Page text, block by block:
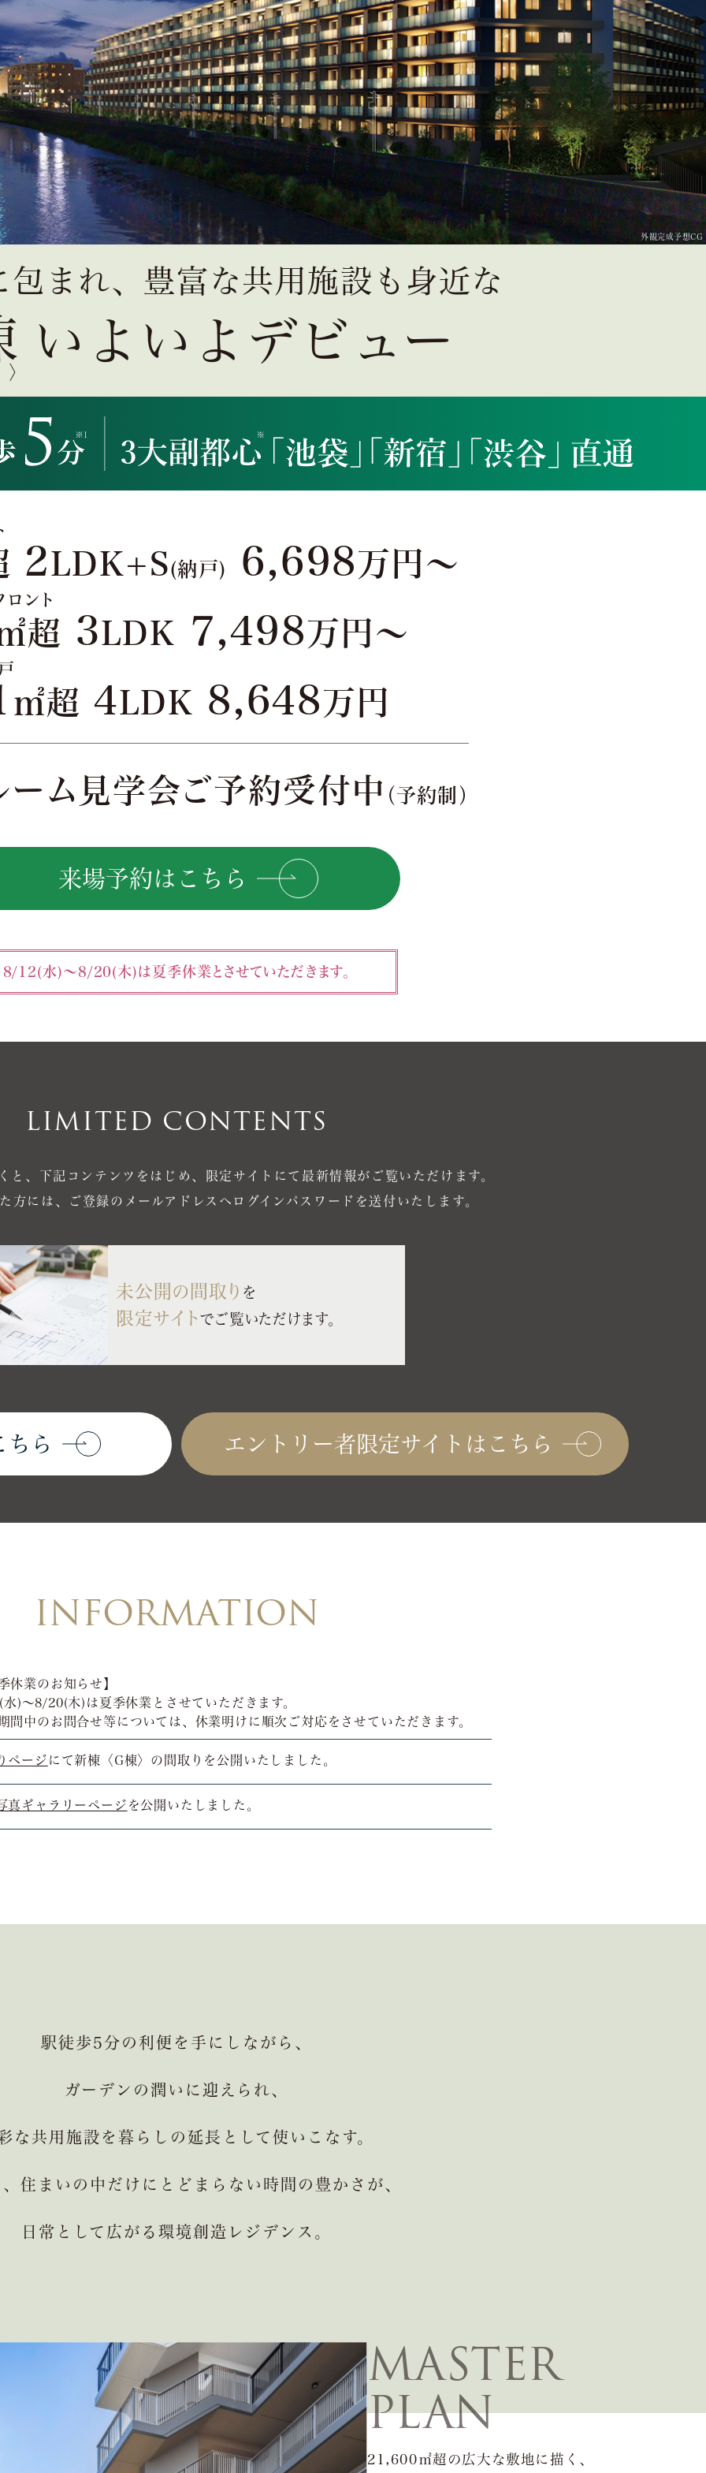
外観完成予想CG
まれ、 豊富な共用施設も身近な
いよいよデビュー
2LDK+S(納戸) 6,698万円～
ロント
超 3LDK 7,498万円～
㎡超 4LDK 8,648万円
ーム見学会ご予約受付中 （予約制）
来場予約はこちら
8/12(水)～8/20(木)は 夏季休業とさせていただきます。
LIMITED CONTENTS
と、 下記コンテンツをはじめ、 限定サイトにて最新情報が ご覧いただけます。
方には、
ご登録のメールアドレスへログインパスワードを送付いたします。
未公開の間取り を
限定サイト でご覧いただけます。
ちら エントリー者限定サイトはこちら
INFORMATION
休業のお知らせ】
)～8/20(木)は夏季休業とさせていただきます。
間中のお問合せ等については、休業明けに順次ご対応をさせていただきます。
ページ にて新棟〈G棟〉の間取りを公開いたしました。
真ギャラリーページ を公開いたしました。
駅徒歩5分の利便を手にしながら、
ガーデンの潤いに迎えられ、
な共用施設を 暮らしの延長として使いこなす。
住まいの中だけに とどまらない時間の豊かさが、
日常として広がる環境創造レジデンス。
MASTER
PLAN
21,600㎡超の広大な敷地に描く、